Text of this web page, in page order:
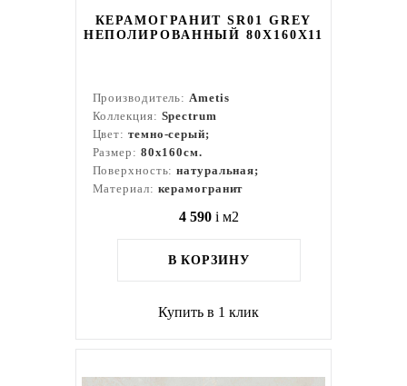
КЕРАМОГРАНИТ SR01 GREY
НЕПОЛИРОВАННЫЙ 80X160Х11
Производитель:Ametis
Коллекция: Spectrum
Цвет: темно-серый;
Размер: 80x160см.
Поверхность:натуральная;
Материал: керамогранит
4 590 i м2
В КОРЗИНУ
Купить в 1 клик